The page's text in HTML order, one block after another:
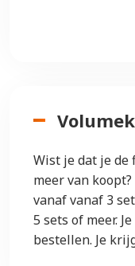
Wist je dat je
meer van
vanaf vanaf 3
5 sets of meer.
bestellen. Je